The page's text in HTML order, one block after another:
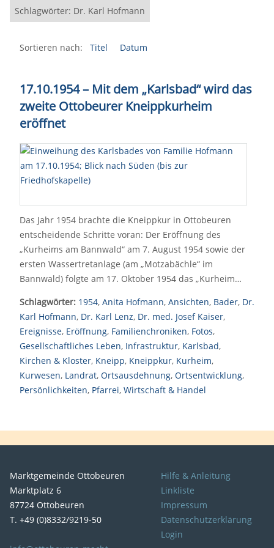
Schlagwörter: Dr. Karl Hofmann
Sortieren nach: Titel Datum
17.10.1954 – Mit dem „Karlsbad“ wird das
zweite Ottobeurer Kneippkurheim
eröffnet
Das Jahr 1954 brachte die Kneippkur in Ottobeuren
entscheidende Schritte voran: Der Eröffnung des
„Kurheims am Bannwald“ am 7. August 1954 sowie der
ersten Wassertretanlage (am „Motzabächle“ im
Bannwald) folgte am 17. Oktober 1954 das „Kurheim…
Schlagwörter: 1954, Anita Hofmann, Ansichten, Bader, Dr.
Karl Hofmann, Dr. Karl Lenz, Dr. med. Josef Kaiser,
Ereignisse, Eröffnung, Familienchroniken, Fotos,
Gesellschaftliches Leben, Infrastruktur, Karlsbad,
Kirchen & Kloster, Kneipp, Kneippkur, Kurheim,
Kurwesen, Landrat, Ortsausdehnung, Ortsentwicklung,
Persönlichkeiten, Pfarrei, Wirtschaft & Handel
Marktgemeinde Ottobeuren
Marktplatz 6
87724 Ottobeuren
T. +49 (0)8332/9219-50
Hilfe & Anleitung
Linkliste
Impressum
Datenschutzerklärung
Login